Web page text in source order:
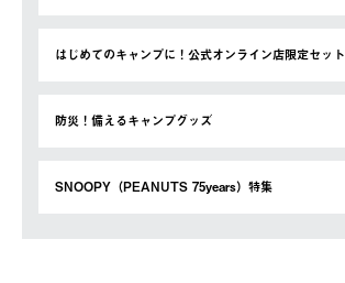
はじめてのキャンプに！公式オンライン店限定セット
防災！備えるキャンプグッズ
SNOOPY（PEANUTS 75years）特集